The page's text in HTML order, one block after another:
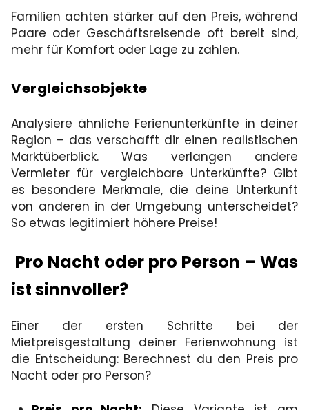
Familien achten stärker auf den Preis, während
Paare oder Geschäftsreisende oft bereit sind,
mehr für Komfort oder Lage zu zahlen.
Vergleichsobjekte
Analysiere ähnliche Ferienunterkünfte in deiner
Region – das verschafft dir einen realistischen
Marktüberblick. Was verlangen andere
Vermieter für vergleichbare Unterkünfte? Gibt
es besondere Merkmale, die deine Unterkunft
von anderen in der Umgebung unterscheidet?
So etwas legitimiert höhere Preise!
Pro Nacht oder pro Person – Was
ist sinnvoller?
Einer der ersten Schritte bei der
Mietpreisgestaltung deiner Ferienwohnung ist
die Entscheidung: Berechnest du den Preis pro
Nacht oder pro Person?